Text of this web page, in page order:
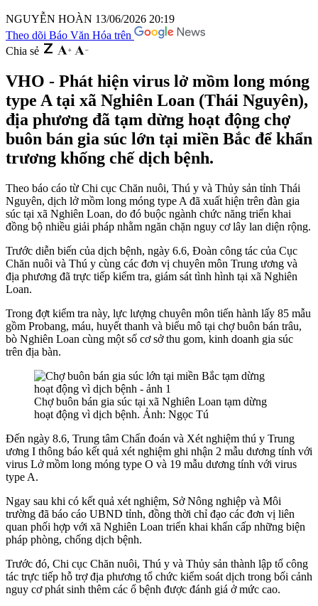
NGUYỄN HOÀN 13/06/2026 20:19
Theo dõi Báo Văn Hóa trên
Chia sẻ
VHO - Phát hiện virus lở mồm long móng
type A tại xã Nghiên Loan (Thái Nguyên),
địa phương đã tạm dừng hoạt động chợ
buôn bán gia súc lớn tại miền Bắc để khẩn
trương khống chế dịch bệnh.
Theo báo cáo từ Chi cục Chăn nuôi, Thú y và Thủy sản tỉnh Thái
Nguyên, dịch lở mồm long móng type A đã xuất hiện trên đàn gia
súc tại xã Nghiên Loan, do đó buộc ngành chức năng triển khai
đồng bộ nhiều giải pháp nhằm ngăn chặn nguy cơ lây lan diện rộng.
Trước diễn biến của dịch bệnh, ngày 6.6, Đoàn công tác của Cục
Chăn nuôi và Thú y cùng các đơn vị chuyên môn Trung ương và
địa phương đã trực tiếp kiểm tra, giám sát tình hình tại xã Nghiên
Loan.
Trong đợt kiểm tra này, lực lượng chuyên môn tiến hành lấy 85 mẫu
gồm Probang, máu, huyết thanh và biểu mô tại chợ buôn bán trâu,
bò Nghiên Loan cùng một số cơ sở thu gom, kinh doanh gia súc
trên địa bàn.
Chợ buôn bán gia súc tại xã Nghiên Loan tạm dừng
hoạt động vì dịch bệnh. Ảnh: Ngọc Tú
Đến ngày 8.6, Trung tâm Chẩn đoán và Xét nghiệm thú y Trung
ương I thông báo kết quả xét nghiệm ghi nhận 2 mẫu dương tính với
virus Lở mồm long móng type O và 19 mẫu dương tính với virus
type A.
Ngay sau khi có kết quả xét nghiệm, Sở Nông nghiệp và Môi
trường đã báo cáo UBND tỉnh, đồng thời chỉ đạo các đơn vị liên
quan phối hợp với xã Nghiên Loan triển khai khẩn cấp những biện
pháp phòng, chống dịch bệnh.
Trước đó, Chi cục Chăn nuôi, Thú y và Thủy sản thành lập tổ công
tác trực tiếp hỗ trợ địa phương tổ chức kiểm soát dịch trong bối cảnh
nguy cơ phát sinh thêm các ổ bệnh được đánh giá ở mức cao.